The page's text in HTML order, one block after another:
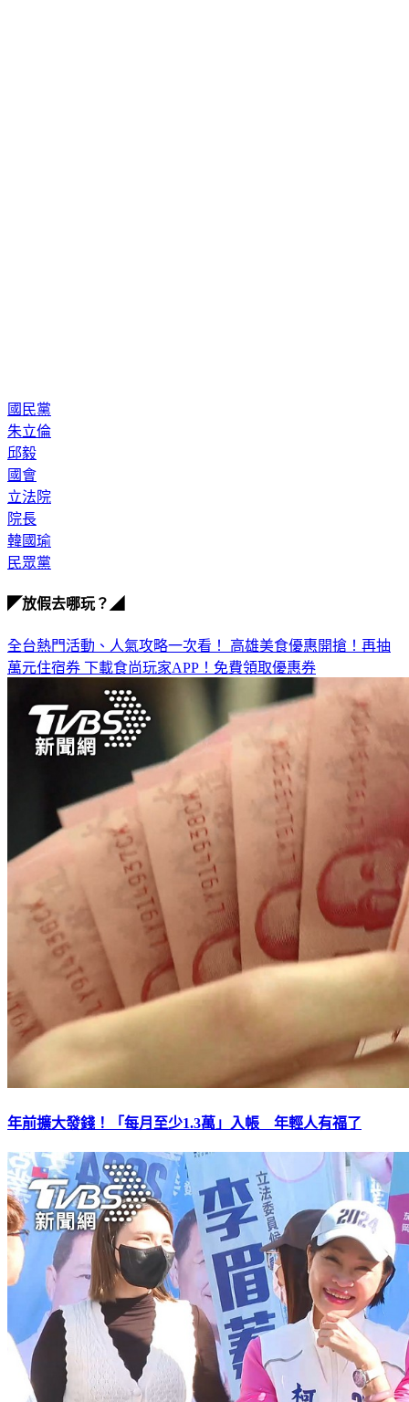
國民黨
朱立倫
邱毅
國會
立法院
院長
韓國瑜
民眾黨
◤放假去哪玩？◢
全台熱門活動、人氣攻略一次看！ 高雄美食優惠開搶！再抽
萬元住宿券 下載食尚玩家APP！免費領取優惠券
年前擴大發錢！「每月至少1.3萬」入帳 年輕人有福了